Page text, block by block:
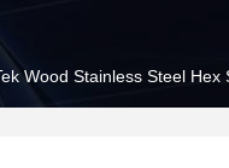
Wood Stainless Steel